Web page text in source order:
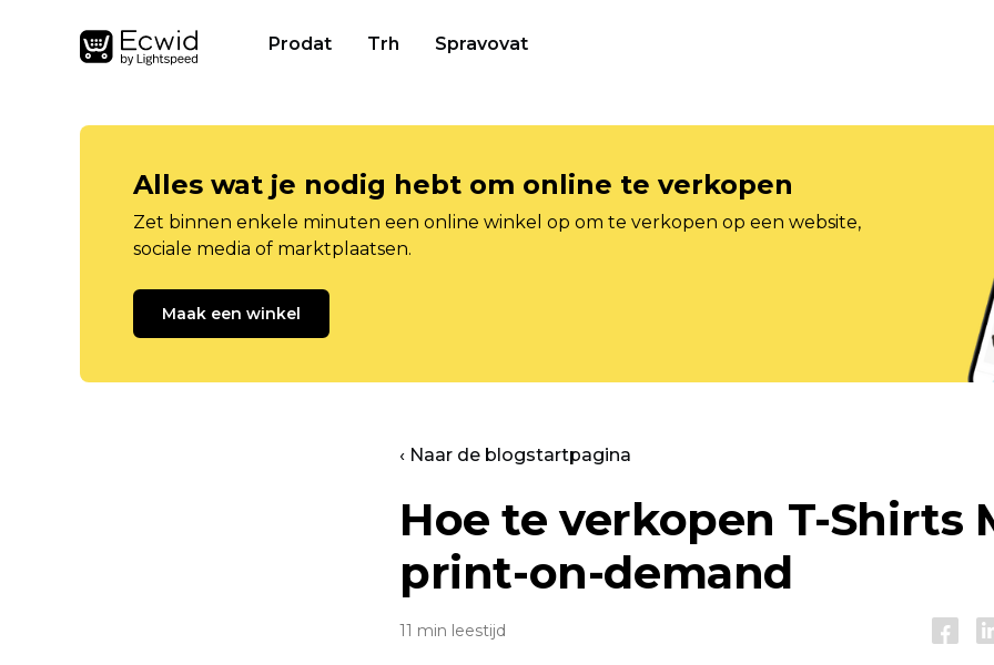
Prodat Trh Spravovat
Alles wat je nodig hebt om online te verkopen
Zet binnen enkele minuten een online winkel op om te verkopen op een website,
sociale media of marktplaatsen.
Maak een winkel
‹ Naar de blogstartpagina
Hoe te verkopen T-Shirts
print-on-demand
11 min leestijd